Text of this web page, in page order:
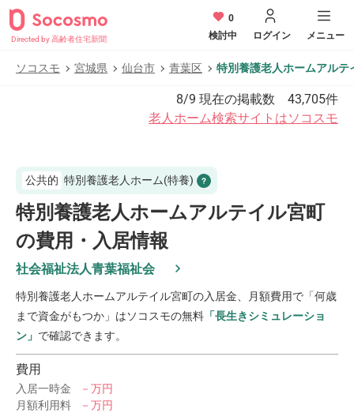
Directed by 高齢者住宅新聞
0
検討中
ログイン メニュー
ソコスモ 宮城県 仙台市 青葉区 特別養護老人ホームアルテ
8/9 現在の掲載数 43,705件
老人ホーム検索サイトはソコスモ
公共的 特別養護老人ホーム(特養)
特別養護老人ホームアルテイル宮町
の費用・入居情報
社会福祉法人青葉福祉会
特別養護老人ホームアルテイル宮町の入居金、月額費用で「何歳
まで資金がもつか」はソコスモの無料 「長生きシミュレーショ
ン」 で確認できます。
費用
入居一時金
－万円
月額利用料
－万円